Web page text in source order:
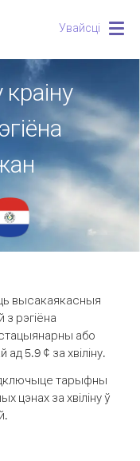
Увайсці
высакаякасныя
з рэгіёна
або
5.9 ¢ за хвіліну.
тарыфны
цэнах за хвіліну ў